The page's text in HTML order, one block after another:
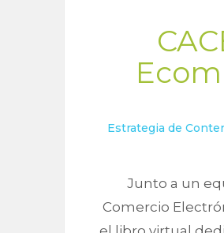
Estrategia de
Junto a un
Comercio